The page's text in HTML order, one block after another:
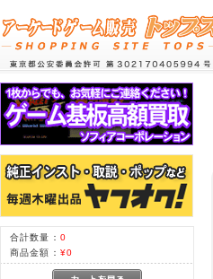
合計数量： 0
商品金額： ¥0